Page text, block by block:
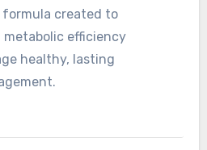
created to
metabolic efficiency
healthy, lasting